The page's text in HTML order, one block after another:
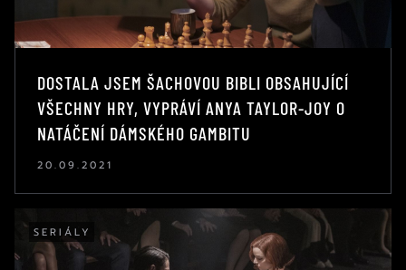
DOSTALA JSEM ŠACHOVOU BIBLI OBSAHUJÍCÍ
VŠECHNY HRY, VYPRÁVÍ ANYA TAYLOR-JOY O
NATÁČENÍ DÁMSKÉHO GAMBITU
20.09.2021
SERIÁLY